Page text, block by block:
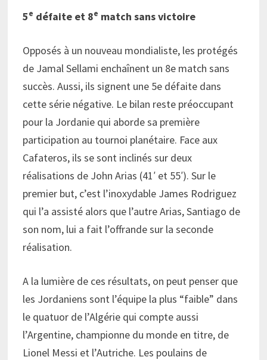
5e défaite et 8e match sans victoire
Opposés à un nouveau mondialiste, les protégés
de Jamal Sellami enchaînent un 8e match sans
succès. Aussi, ils signent une 5e défaite dans
cette série négative. Le bilan reste préoccupant
pour la Jordanie qui aborde sa première
participation au tournoi planétaire. Face aux
Cafateros, ils se sont inclinés sur deux
réalisations de John Arias (41′ et 55′). Sur le
premier but, c’est l’inoxydable James Rodriguez
qui l’a assisté alors que l’autre Arias, Santiago de
son nom, lui a fait l’offrande sur la seconde
réalisation.
A la lumière de ces résultats, on peut penser que
les Jordaniens sont l’équipe la plus “faible” dans
le quatuor de l’Algérie qui compte aussi
l’Argentine, championne du monde en titre, de
Lionel Messi et l’Autriche. Les poulains de